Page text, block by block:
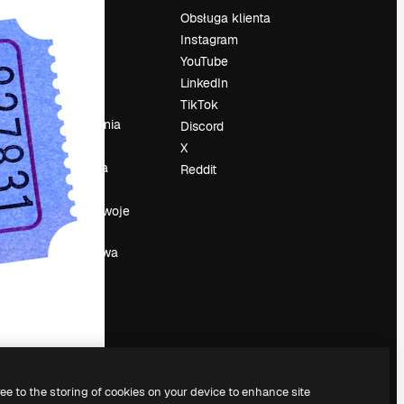
O nas
Reviews
Kariera
Trendy
wyszukiwania
Blog
Wydarzenia
Slidesgo
Sprzedaj swoje
treści
Sala prasowa
Obsługa klienta
Instagram
YouTube
LinkedIn
TikTok
Discord
X
Reddit
to the storing of cookies on your device to enhance site